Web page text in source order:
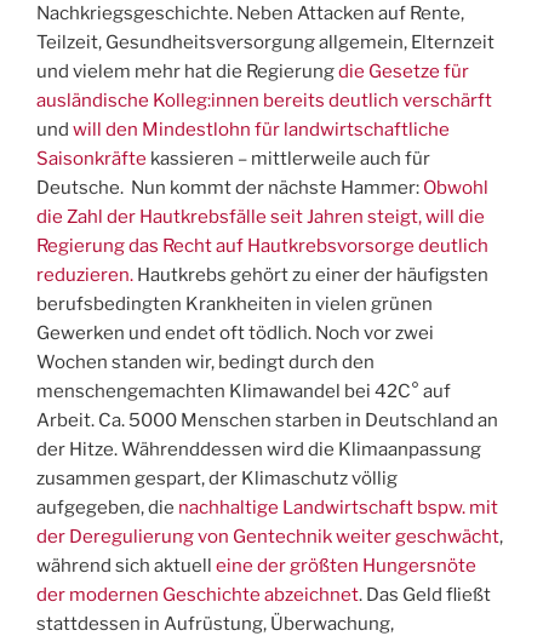
Nachkriegsgeschichte. Neben Attacken auf Rente,
Teilzeit, Gesundheitsversorgung allgemein, Elternzeit
und vielem mehr hat die Regierungdie Gesetze für
ausländische Kolleg:innen bereits deutlich verschärft
und will den Mindestlohn für landwirtschaftliche
Saisonkräfte kassieren – mittlerweile auch für
Deutsche. Nun kommt der nächste Hammer: Obwohl
die Zahl der Hautkrebsfälle seit Jahren steigt, will die
Regierung das Recht auf Hautkrebsvorsorge deutlich
reduzieren. Hautkrebs gehört zu einer der häufigsten
berufsbedingten Krankheiten in vielen grünen
Gewerken und endet oft tödlich. Noch vor zwei
Wochen standen wir, bedingt durch den
menschengemachten Klimawandel bei 42C° auf
Arbeit. Ca. 5000 Menschen starben in Deutschland an
der Hitze. Währenddessen wird die Klimaanpassung
zusammen gespart, der Klimaschutz völlig
aufgegeben, die nachhaltige Landwirtschaft bspw. mit
der Deregulierung von Gentechnik weiter geschwächt,
während sich aktuell eine der größten Hungersnöte
der modernen Geschichte abzeichnet. Das Geld fließt
stattdessen in Aufrüstung, Überwachung,